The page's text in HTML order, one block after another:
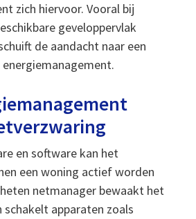
zich hiervoor. Vooral bij
geveloppervlak
de aandacht naar een
en software kan het
een woning actief worden
netmanager bewaakt het
apparaten zoals